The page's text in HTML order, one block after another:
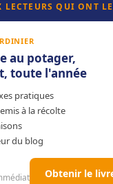
LECTEURS QUI ONT
au potager,
toute l'année
pratiques
à la récolte
du blog
Obtenir le